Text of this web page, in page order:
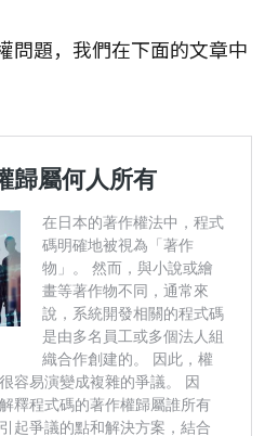
問題，我們在下面的文章中